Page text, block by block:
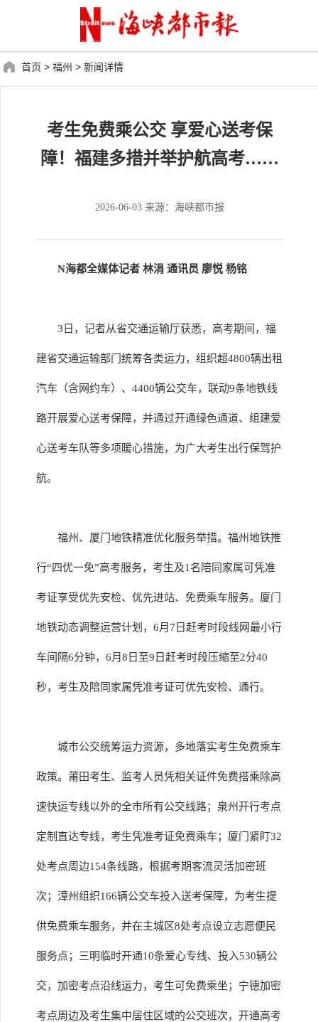
首页 > 福州 > 新闻详情
考生免费乘公交 享爱心送考保
障！福建多措并举护航高考……
2026-06-03 来源：海峡都市报
N海都全媒体记者 林涓 通讯员 廖悦 杨铭
3日，记者从省交通运输厅获悉，高考期间，福
建省交通运输部门统筹各类运力，组织超4800辆出租
汽车（含网约车）、4400辆公交车，联动9条地铁线
路开展爱心送考保障，并通过开通绿色通道、组建爱
心送考车队等多项暖心措施，为广大考生出行保驾护
航。
福州、厦门地铁精准优化服务举措。福州地铁推
行“四优一免”高考服务，考生及1名陪同家属可凭准
考证享受优先安检、优先进站、免费乘车服务。厦门
地铁动态调整运营计划，6月7日赶考时段线网最小行
车间隔6分钟，6月8日至9日赶考时段压缩至2分40
秒，考生及陪同家属凭准考证可优先安检、通行。
城市公交统筹运力资源，多地落实考生免费乘车
政策。莆田考生、监考人员凭相关证件免费搭乘除高
速快运专线以外的全市所有公交线路；泉州开行考点
定制直达专线，考生凭准考证免费乘车；厦门紧盯32
处考点周边154条线路，根据考期客流灵活加密班
次；漳州组织166辆公交车投入送考保障，为考生提
供免费乘车服务，并在主城区8处考点设立志愿便民
服务点；三明临时开通10条爱心专线、投入530辆公
交，加密考点沿线运力，考生可免费乘坐；宁德加密
考点周边及考生集中居住区域的公交班次，开通高考